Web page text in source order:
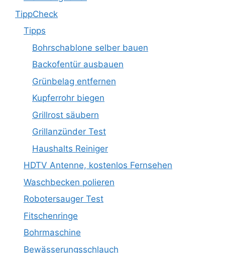
TippCheck
Tipps
Bohrschablone selber bauen
Backofentür ausbauen
Grünbelag entfernen
Kupferrohr biegen
Grillrost säubern
Grillanzünder Test
Haushalts Reiniger
HDTV Antenne, kostenlos Fernsehen
Waschbecken polieren
Robotersauger Test
Fitschenringe
Bohrmaschine
Bewässerungsschlauch